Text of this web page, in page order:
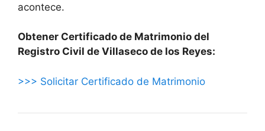
acontece.
Obtener Certificado de Matrimonio del
Registro Civil de Villaseco de los Reyes:
>>> Solicitar Certificado de Matrimonio